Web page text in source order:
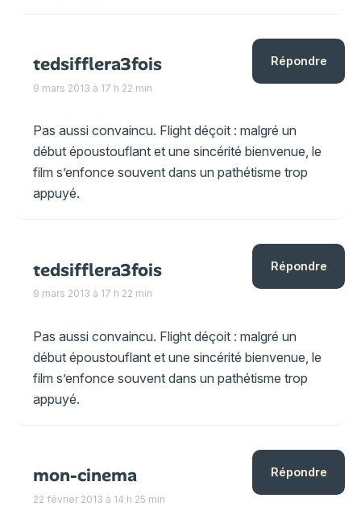
tedsifflera3fois
9 mars 2013 à 17 h 22 min
Pas aussi convaincu. Flight déçoit : malgré un
début époustouflant et une sincérité bienvenue, le
film s’enfonce souvent dans un pathétisme trop
appuyé.
Répondre
tedsifflera3fois
9 mars 2013 à 17 h 22 min
Pas aussi convaincu. Flight déçoit : malgré un
début époustouflant et une sincérité bienvenue, le
film s’enfonce souvent dans un pathétisme trop
appuyé.
Répondre
mon-cinema
22 février 2013 à 14 h 25 min
Répondre